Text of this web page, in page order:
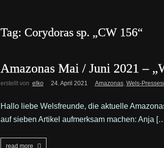
Tag: Corydoras sp. „CW 156“
Amazonas Mai / Juni 2021 –
erstellt von elko 24. April 2021 Amazonas, Wels-
Hallo liebe Welsfreunde, die aktuelle
auf sieben Artikel aufmerksam machen: Anja
read more